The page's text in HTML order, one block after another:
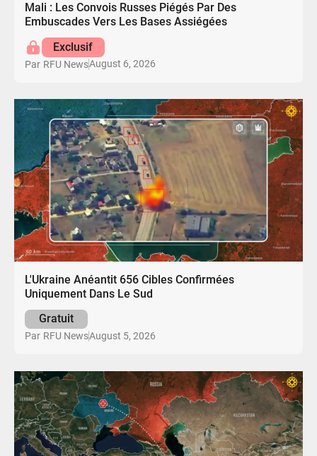
Mali : Les Convois Russes Piégés Par Des
Embuscades Vers Les Bases Assiégées
Exclusif
Par RFU NewsAugust 6, 2026
L'Ukraine Anéantit 656 Cibles Confirmées
Uniquement Dans Le Sud
Gratuit
Par RFU NewsAugust 5, 2026